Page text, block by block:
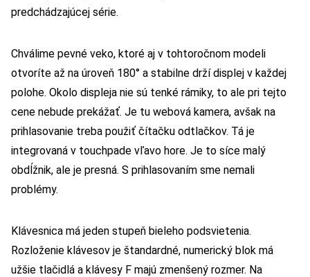
predchádzajúcej série.
Chválime pevné veko, ktoré aj v tohtoročnom modeli
otvoríte až na úroveň 180° a stabilne drží displej v každej
polohe. Okolo displeja nie sú tenké rámiky, to ale pri tejto
cene nebude prekážať. Je tu webová kamera, avšak na
prihlasovanie treba použiť čítačku odtlačkov. Tá je
integrovaná v touchpade vľavo hore. Je to síce malý
obdĺžnik, ale je presná. S prihlasovaním sme nemali
problémy.
Klávesnica má jeden stupeň bieleho podsvietenia.
Rozloženie klávesov je štandardné, numerický blok má
užšie tlačidlá a klávesy F majú zmenšený rozmer. Na